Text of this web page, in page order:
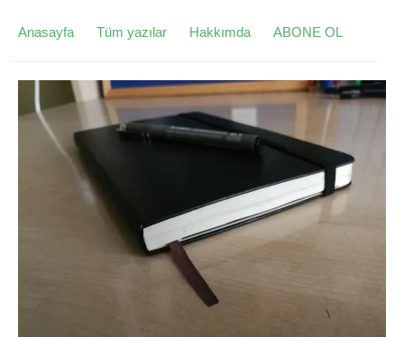
Anasayfa Tüm yazılar Hakkımda ABONE OL